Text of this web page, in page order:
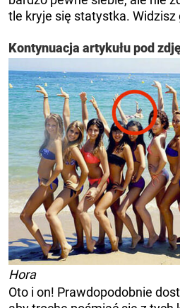
tle kryje się statystka. Widzisz
Kontynuacja artykułu pod
Hora
Oto i on! Prawdopodobnie